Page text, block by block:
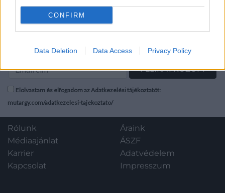
CONFIRM
Data Deletion Data Access Privacy Policy
MEGTEKINTEM
gyűrődésekkel, jó
MEGTEKINTEM
Elolvastam és elfogadom az Adatkezelési tájékoztatót:
mutargy.com/adatkezelesi-tajekoztato/
Rólunk
Médiaajánlat
Karrier
Kapcsolat
Áraink
ÁSZF
Adatvédelem
Impresszum